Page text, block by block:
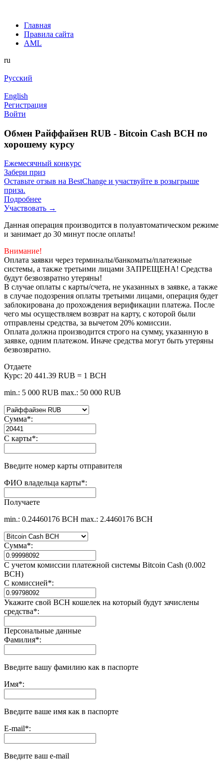
Главная
Правила сайта
AML
ru
Русский
English
Регистрация
Войти
Обмен Райффайзен RUB - Bitcoin Cash BCH по
хорошему курсу
Ежемесячный конкурс
Забери приз
Оставьте отзыв на BestChange и участвуйте в розыгрыше
приза.
Подробнее
Участвовать →
Данная операция производится в полуавтоматическом режиме
и занимает до 30 минут после оплаты!
Внимание!
Оплата заявки через терминалы/банкоматы/платежные
системы, а также третьими лицами ЗАПРЕЩЕНА! Средства
будут безвозвратно утеряны!
В случае оплаты с карты/счета, не указанных в заявке, а также
в случае подозрения оплаты третьими лицами, операция будет
заблокирована до прохождения верификации платежа. После
чего мы осуществляем возврат на карту, с которой были
отправлены средства, за вычетом 20% комиссии.
Оплата должна производится строго на сумму, указанную в
заявке, одним платежом. Иначе средства могут быть утеряны
безвозвратно.
Отдаете
Курс: 20 441.39 RUB = 1 BCH
min.: 5 000 RUB max.: 50 000 RUB
Сумма*:
С карты*:
Введите номер карты отправителя
ФИО владельца карты*:
Получаете
min.: 0.24460176 BCH max.: 2.4460176 BCH
Сумма*:
С учетом комиссии платежной системы Bitcoin Cash (0.002
BCH)
С комиссией*:
Укажите свой BCH кошелек на который будут зачислены
средства*:
Персональные данные
Фамилия*:
Введите вашу фамилию как в паспорте
Имя*:
Введите ваше имя как в паспорте
E-mail*:
Введите ваш e-mail